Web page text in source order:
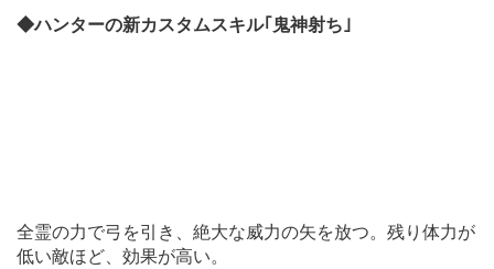
◆ハンターの新カスタムスキル｢鬼神射ち｣
全霊の力で弓を引き、絶大な威力の矢を放つ。残り体力が
低い敵ほど、効果が高い。